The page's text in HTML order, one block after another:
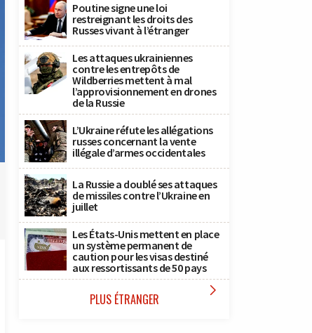
Poutine signe une loi
restreignant les droits des
Russes vivant à l’étranger
Les attaques ukrainiennes
contre les entrepôts de
Wildberries mettent à mal
l’approvisionnement en drones
de la Russie
L’Ukraine réfute les allégations
russes concernant la vente
illégale d’armes occidentales
La Russie a doublé ses attaques
de missiles contre l’Ukraine en
juillet
Les États-Unis mettent en place
un système permanent de
caution pour les visas destiné
aux ressortissants de 50 pays
PLUS ÉTRANGER 